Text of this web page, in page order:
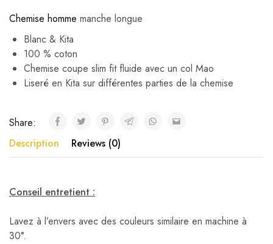
Chemise homme manche longue
Blanc & Kita
100 % coton
Chemise coupe slim fit fluide avec un col Mao
Liseré en Kita sur différentes parties de la chemise
Share:
Description
Reviews (0)
Conseil entretient :
Lavez à l’envers avec des couleurs similaire en machine à
30°.